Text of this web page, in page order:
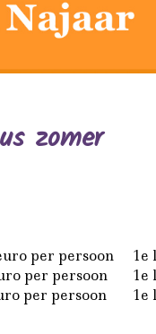
zomer
per persoon
1e
per persoon
1e
per persoon 1e